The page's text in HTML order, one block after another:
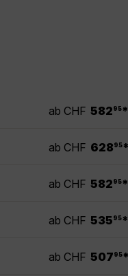
ab CHF 582 95 *
ab CHF 628 95 *
ab CHF 582 95 *
ab CHF 535 95 *
ab CHF 507 95 *